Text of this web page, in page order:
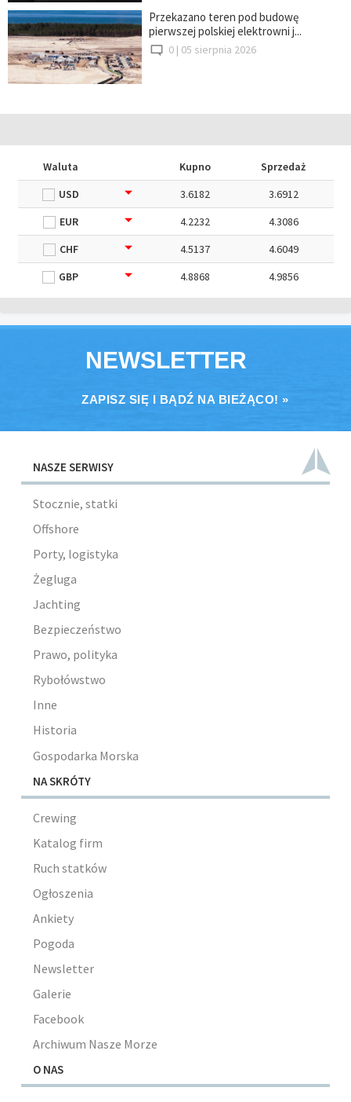
Przekazano teren pod budowę
pierwszej polskiej elektrowni j...
0 | 05 sierpnia 2026
Waluta Kupno
Sprzedaż
USD
3.6182
3.6912
EUR
4.2232
4.3086
CHF
4.5137
4.6049
GBP
4.8868 4.9856
NEWSLETTER
ZAPISZ SIĘ I BĄDŹ NA BIEŻĄCO! »
NASZE SERWISY
Stocznie, statki
Offshore
Porty, logistyka
Żegluga
Jachting
Bezpieczeństwo
Prawo, polityka
Rybołówstwo
Inne
Historia
Gospodarka Morska
NA SKRÓTY
Crewing
Katalog firm
Ruch statków
Ogłoszenia
Ankiety
Pogoda
Newsletter
Galerie
Facebook
Archiwum Nasze Morze
O NAS